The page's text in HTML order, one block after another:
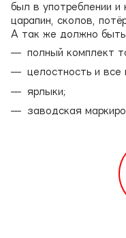
был в употреблении и
царапин, сколов,
А так же должно быть
полный комплект
целостность и все
ярлыки;
заводская